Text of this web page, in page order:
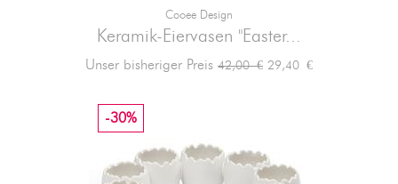
Cooee Design
Keramik-Eiervasen "Easter...
Unser bisheriger Preis Verkaufspreis
42,00 € Preis
29,40 €
-30%